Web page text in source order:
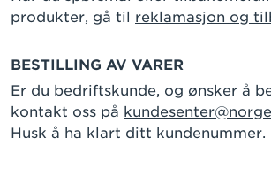
produkter, gå til reklamasjon og
BESTILLING AV VARER
Er du bedriftskunde, og ønsker å
kontakt oss på
Husk å ha klart ditt kundenummer.